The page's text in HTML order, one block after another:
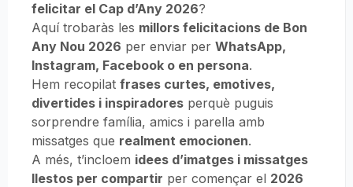
felicitar el Cap d’Any 2026?
Aquí trobaràs les millors felicitacions de Bon
Any Nou 2026 per enviar per WhatsApp,
Instagram, Facebook o en persona.
Hem recopilat frases curtes, emotives,
divertides i inspiradores perquè puguis
sorprendre família, amics i parella amb
missatges que realment emocionen.
A més, t’incloem idees d’imatges i missatges
llestos per compartir per començar el 2026